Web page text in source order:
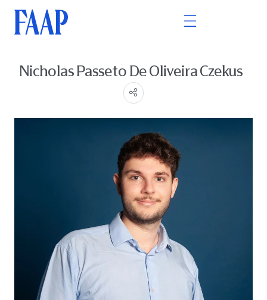
Nicholas Passeto De Oliveira Czekus